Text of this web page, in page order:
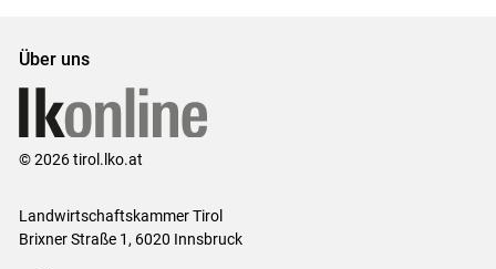
Über uns
© 2026 tirol.lko.at
Landwirtschaftskammer Tirol
Brixner Straße 1, 6020 Innsbruck